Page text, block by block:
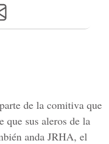
de la comitiva que
que sus aleros de la
anda JRHA, el